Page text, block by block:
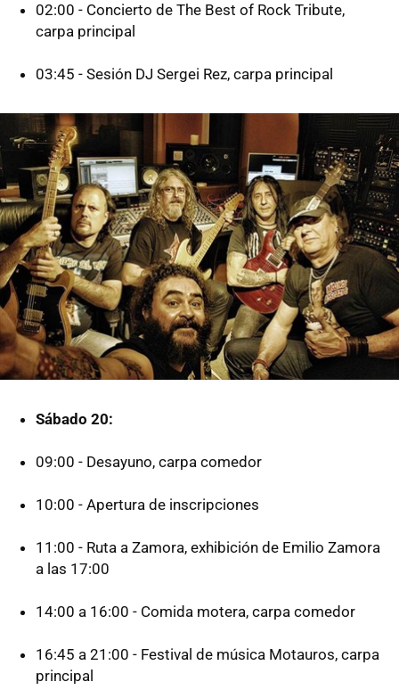
02:00 - Concierto de The Best of Rock Tribute,
carpa principal
03:45 - Sesión DJ Sergei Rez, carpa principal
Sábado 20:
09:00 - Desayuno, carpa comedor
10:00 - Apertura de inscripciones
11:00 - Ruta a Zamora, exhibición de Emilio Zamora
a las 17:00
14:00 a 16:00 - Comida motera, carpa comedor
16:45 a 21:00 - Festival de música Motauros, carpa
principal